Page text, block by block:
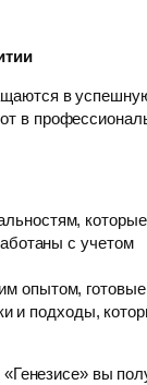
в
в
которые
с учетом
опытом, готовые
и подходы,
вы